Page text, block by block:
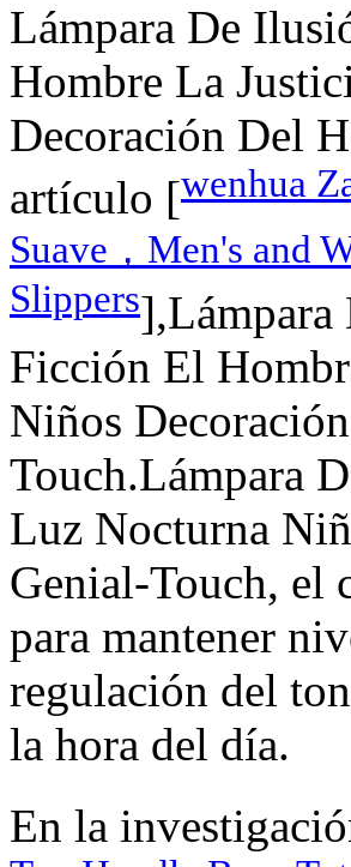
Lámpara De
Hombre La
Decoración Del
artículo [wenhua
Suave，Men's and
Slippers],Lámpara
Ficción El
Niños
Touch.Lámpara
Luz Nocturna
Genial-Touch, el
para mantener
regulación del
la hora del día.
En la